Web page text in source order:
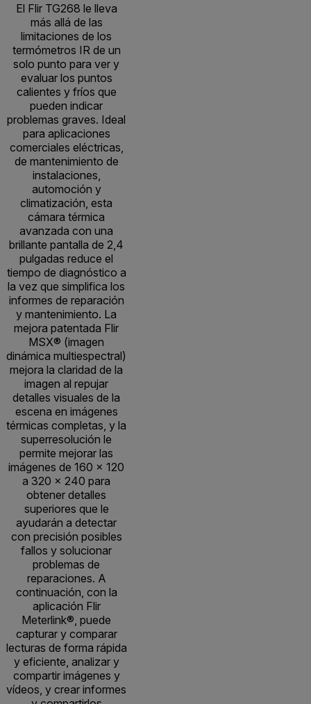
El Flir TG268 le lleva
más allá de las
limitaciones de los
termómetros IR de un
solo punto para ver y
evaluar los puntos
calientes y fríos que
pueden indicar
problemas graves. Ideal
para aplicaciones
comerciales eléctricas,
de mantenimiento de
instalaciones,
automoción y
climatización, esta
cámara térmica
avanzada con una
brillante pantalla de 2,4
pulgadas reduce el
tiempo de diagnóstico a
la vez que simplifica los
informes de reparación
y mantenimiento. La
mejora patentada Flir
MSX® (imagen
dinámica multiespectral)
mejora la claridad de la
imagen al repujar
detalles visuales de la
escena en imágenes
térmicas completas, y la
superresolución le
permite mejorar las
imágenes de 160 × 120
a 320 × 240 para
obtener detalles
superiores que le
ayudarán a detectar
con precisión posibles
fallos y solucionar
problemas de
reparaciones. A
continuación, con la
aplicación Flir
Meterlink®, puede
capturar y comparar
lecturas de forma rápida
y eficiente, analizar y
compartir imágenes y
vídeos, y crear informes